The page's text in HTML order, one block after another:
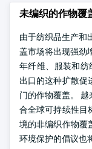
未编织的作物覆
由于纺织品生产和
盖市场将出现强劲
年纤维、服装和纺
出口的这种扩散促
门的作物覆盖。
合全球可持续性目
境的非编织作物覆
环境保护的倡议也